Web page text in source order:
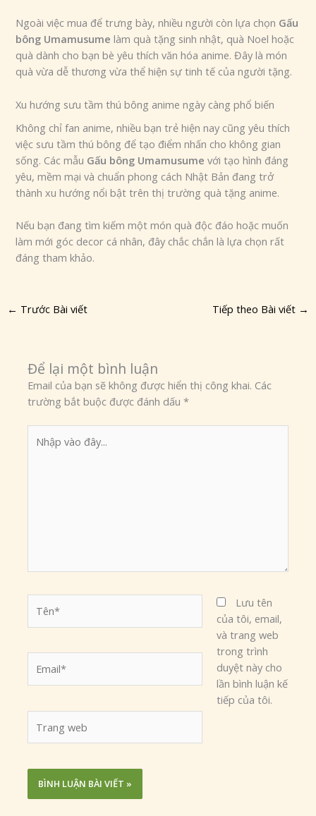
Ngoài việc mua để trưng bày, nhiều người còn lựa chọn Gấu
bông Umamusume làm quà tặng sinh nhật, quà Noel hoặc
quà dành cho bạn bè yêu thích văn hóa anime. Đây là món
quà vừa dễ thương vừa thể hiện sự tinh tế của người tặng.
Xu hướng sưu tầm thú bông anime ngày càng phổ biến
Không chỉ fan anime, nhiều bạn trẻ hiện nay cũng yêu thích
việc sưu tầm thú bông để tạo điểm nhấn cho không gian
sống. Các mẫu Gấu bông Umamusume với tạo hình đáng
yêu, mềm mại và chuẩn phong cách Nhật Bản đang trở
thành xu hướng nổi bật trên thị trường quà tặng anime.
Nếu bạn đang tìm kiếm một món quà độc đáo hoặc muốn
làm mới góc decor cá nhân, đây chắc chắn là lựa chọn rất
đáng tham khảo.
← Trước Bài viết Tiếp theo Bài viết →
Để lại một bình luận
Email của bạn sẽ không được hiển thị công khai. Các
trường bắt buộc được đánh dấu*
vào
web
Lưu tên
của tôi, email,
và trang web
trong trình
duyệt này cho
lần bình luận kế
tiếp của tôi.